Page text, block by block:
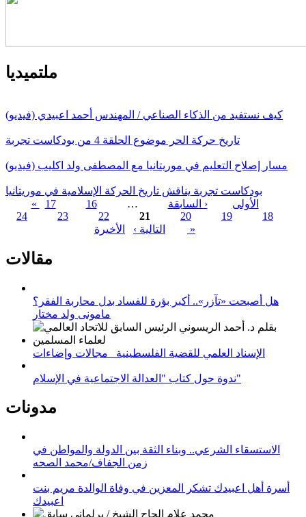
ملتميديا
كيف نستفيد من الذكاء الصناعي / المهندس أحمد اعبيدي (فيديو)
تاريخ حركة الحر موضوع الحلقة 4 من بودكاست تجربة
مسار إصلاح التعليم في موريتانيا مع المصطفى ولد اكليب (فيديو)
بودكاست تجربة يناقش تاريخ الحركة الإسلامية في موريتانيا
الصفحات
« الأولى ‹ السابقة …
16
17
18
19
20
21
22
23
24
التالية ›
الأخيرة »
مقالات
هل أصبحت «تآزر».. أكبر بؤرة للفساد بدل محاربة الفقر؟
مامونى ولد مختار
الإسناد العلمي للقضية الفلسطينية_ مجالات وإضاءات
ندوة حول كتاب "العدالة الاجتماعية في الإسلام"
مدونات
الاستسقاء الشرعي.. وبناء الثقة بين الدولة والمواطن في
زمن الجفاف/محمد الصحه
أسرة أهل اعبيدك تشكر المعزين في وفاة الوالدة مريم بنت
اعبيدك